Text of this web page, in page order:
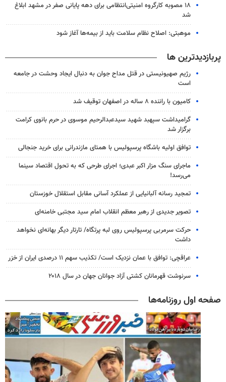
۱۸ مصوبه کارگروه امنیتی‌انتظامی برای دهه پایانی صفر در مشهد ابلاغ
شد
موهبتی: اصلاح نظام سلامت باید از بیمه‌ها آغاز شود
پربازدیدترین ها
رژیم صهیونیستی در قتل مداح جوان به دنبال ایجاد وحشت در جامعه
است
کامیون با راننده ۸ ساله در اصفهان توقیف شد
گرامیداشت سپهبد شهید سیدعبدالرحیم موسوی در حرم بانوی کرامت
برگزار شد
توافق اولیه باشگاه پرسپولیس با همتای مازندرانی برای خرید جنجالی
ماجرای سنگ مزار اکبر عبدی؛ اجرای طرحی که به تحول اقتصاد سینما
می‌رسد!
تمجید رسانه آلبانیایی از عملکرد آسانی مقابل استقلال خوزستان
تصویر جدیدی از رهبر معظم انقلاب امام سید مجتبی خامنه‌ای
حرکت سرمربی پرسپولیس روی لبه پرتگاه/ تارتار دیگر بهانه‌ای نخواهد
داشت
عراقچی: توافق با عمان نزدیک است/ تکذیب سهم ۱۱ درصدی ایران از خزر
سرنوشت قهرمانان کشتی آزاد جوانان جهان در سال ۲۰۱۸
صفحه اول روزنامه‌ها